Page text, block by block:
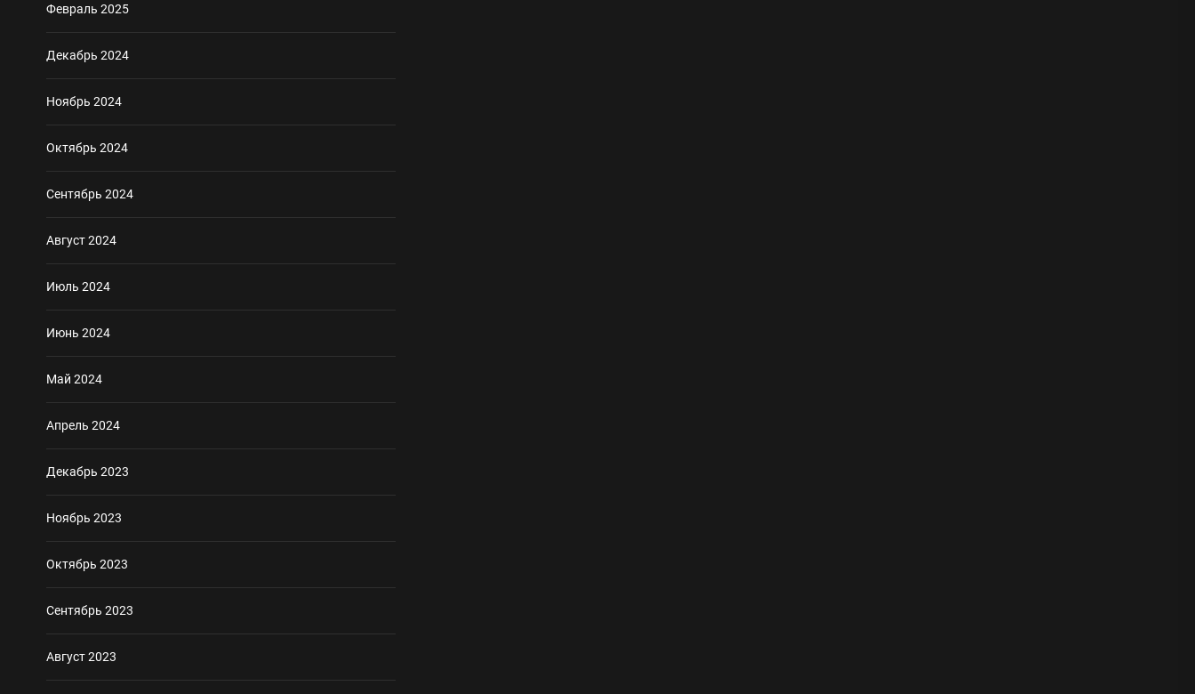
Февраль 2025
Декабрь 2024
Ноябрь 2024
Октябрь 2024
Сентябрь 2024
Август 2024
Июль 2024
Июнь 2024
Май 2024
Апрель 2024
Декабрь 2023
Ноябрь 2023
Октябрь 2023
Сентябрь 2023
Август 2023